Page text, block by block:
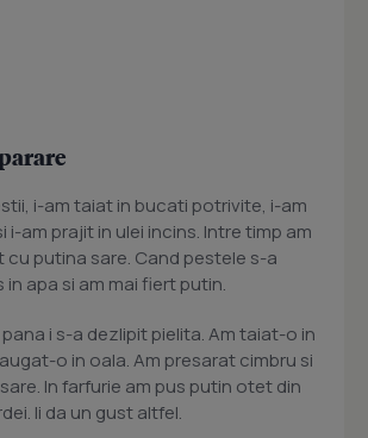
i-am taiat in bucati potrivite, i-am
i-am prajit in ulei incins. Intre timp am
cu putina sare. Cand pestele s-a
in apa si am mai fiert putin.
i s-a dezlipit pielita. Am taiat-o in
o in oala. Am presarat cimbru si
In farfurie am pus putin otet din
Ii da un gust altfel.